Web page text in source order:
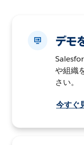
デモ
や組織
さい。
今すぐ